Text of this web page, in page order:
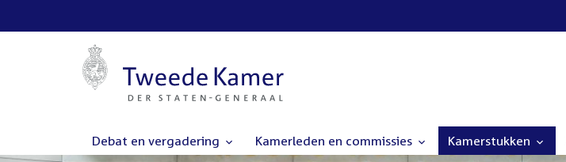
Debat en vergadering Kamerleden en commissies Kamerstukken